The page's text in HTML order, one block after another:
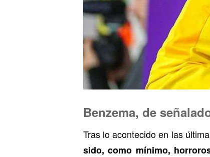
Benzema, de
Tras lo acontecido en las
sido, como mínimo,